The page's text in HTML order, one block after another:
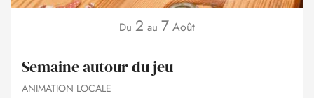
Du 2 au 7 Août
Semaine autour du jeu
ANIMATION LOCALE